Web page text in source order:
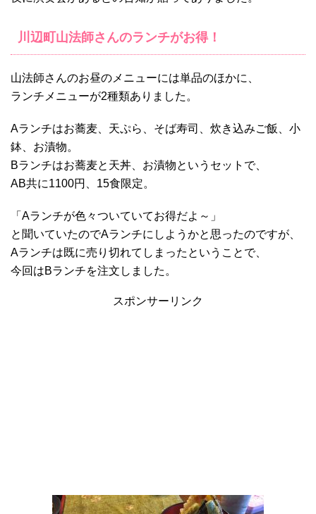
川辺町山法師さんのランチがお得！
山法師さんのお昼のメニューには単品のほかに、
ランチメニューが2種類ありました。
Aランチはお蕎麦、天ぷら、そば寿司、炊き込みご飯、小
鉢、お漬物。
Bランチはお蕎麦と天丼、お漬物というセットで、
AB共に1100円、15食限定。
「Aランチが色々ついていてお得だよ～」
と聞いていたのでAランチにしようかと思ったのですが、
Aランチは既に売り切れてしまったということで、
今回はBランチを注文しました。
スポンサーリンク